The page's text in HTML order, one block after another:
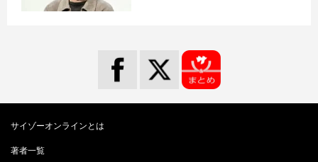
サイゾーオンラインとは
著者一覧